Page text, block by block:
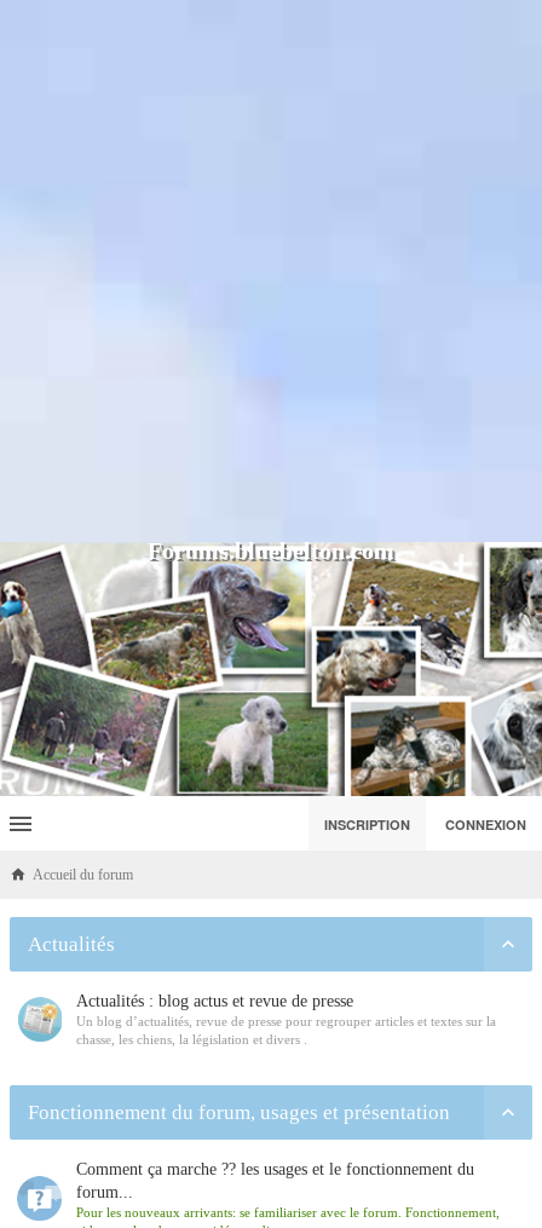
Forums.bluebelton.com
INSCRIPTION CONNEXION
Accueil du forum
Actualités
Actualités : blog actus et revue de presse
Un blog d’actualités, revue de presse pour regrouper articles et textes sur la
chasse, les chiens, la législation et divers .
Fonctionnement du forum, usages et présentation
Comment ça marche ?? les usages et le fonctionnement du
forum...
Pour les nouveaux arrivants: se familiariser avec le forum. Fonctionnement,